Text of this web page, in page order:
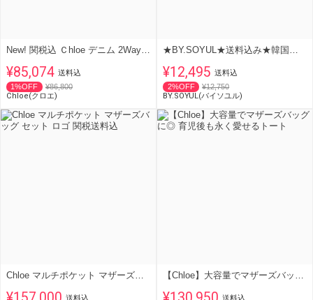
New! 関税込 Ｃhloe デニム 2Way マザーズ バッグ ポーチ付
¥85,074 送料込
1%OFF
¥86,800
Chloe(クロエ)
★BY.SOYUL★送料込み★韓国★大人気★キャンバスマザーズバッグ
¥12,495 送料込
2%OFF
¥12,750
BY.SOYUL(バイソユル)
Chloe マルチポケット マザーズバッグ セット ロゴ 関税送料込
送料込
【Chloe】大容量でマザーズバッグに◎ 育児後も永く愛せるトート
送料込